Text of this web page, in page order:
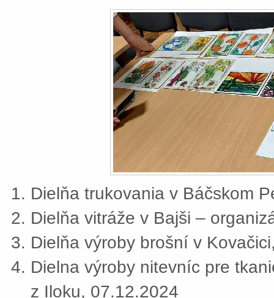
Dielňa trukovania v Báčskom
Dielňa vitráže v Bajši –
Dielňa výroby brošní v
Dielna výroby nitevníc pre
z Iloku, 07.12.2024